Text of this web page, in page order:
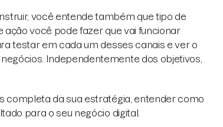
você entende também que tipo de
você pode fazer que vai funcionar
testar em cada um desses canais e ver o
Independentemente dos objetivos,
completa da sua estratégia, entender como
para o seu negócio digital.